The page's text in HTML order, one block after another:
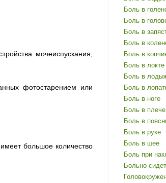
мочеиспускания,
фотостарением или
большое количество
Боль в
Боль в
Боль в
Боль в
Боль в
Боль в локте
Боль в
Боль в
Боль в ноге
Боль в плече
Боль в
Боль в руке
Боль в шее
Боль при
Больно